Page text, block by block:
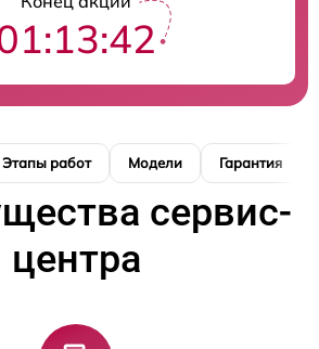
Этапы работ Модели Гарантия
сервис-
центра